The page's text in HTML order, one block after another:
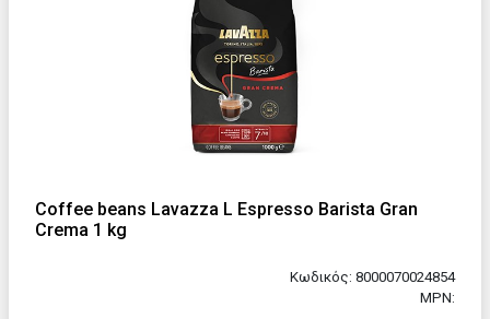
Coffee beans Lavazza L Espresso Barista Gran
Crema 1 kg
Κωδικός: 8000070024854
MPN: